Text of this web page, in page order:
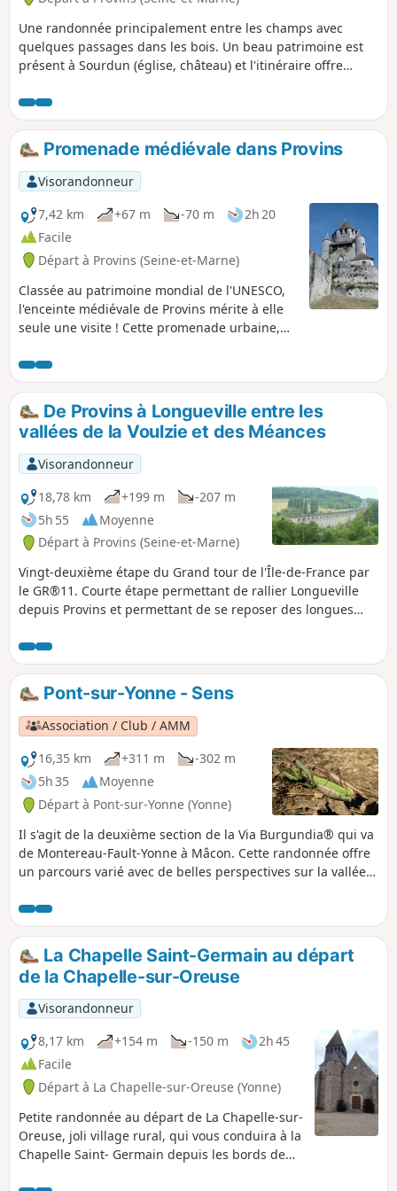
Une randonnée principalement entre les champs avec
quelques passages dans les bois. Un beau patrimoine est
présent à Sourdun (église, château) et l'itinéraire offre
Collégiale Saint-Quiriace et la Tour César de Provins.
Promenade médiévale dans Provins
Visorandonneur
7,42 km
+67 m -70 m
2h 20
Facile
Départ à Provins (Seine-et-Marne)
Classée au patrimoine mondial de l'UNESCO,
l'enceinte médiévale de Provins mérite à elle
seule une visite ! Cette promenade urbaine,
découvrir les principaux sites et monuments
de la ville : remparts, église romane et
collégiale gothique, ancien couvent, ... et la
célèbre Tour César. Circuit conçu par la
Communauté de Communes du Pays du
Provinois et balisé par la FFRP.
De Provins à Longueville entre les
vallées de la Voulzie et des Méances
Visorandonneur
18,78 km
+199 m
-207 m
5h 55
Moyenne
Départ à Provins (Seine-et-Marne)
Vingt-deuxième étape du Grand tour de l'Île-de-France par
le GR®11. Courte étape permettant de rallier Longueville
depuis Provins et permettant de se reposer des longues
l'étape est courte, il est proposé au début, pour l'égayer,
une petite boucle dans la vieille ville de Provins afin d'en
découvrir son riche patrimoine.
Pont-sur-Yonne - Sens
Association / Club / AMM
16,35 km
+311 m
-302 m
5h 35
Moyenne
Départ à Pont-sur-Yonne (Yonne)
Il s'agit de la deuxième section de la Via Burgundia® qui va
de Montereau-Fault-Yonne à Mâcon. Cette randonnée offre
un parcours varié avec de belles perspectives sur la vallée
patrimoine remarquable et une histoire riche, qui mérite
d'être connue.
La Chapelle Saint-Germain au départ
de la Chapelle-sur-Oreuse
Visorandonneur
8,17 km
+154 m -150 m
2h 45
Facile
Départ à La Chapelle-sur-Oreuse (Yonne)
Petite randonnée au départ de La Chapelle-sur-
Oreuse, joli village rural, qui vous conduira à la
Chapelle Saint- Germain depuis les bords de